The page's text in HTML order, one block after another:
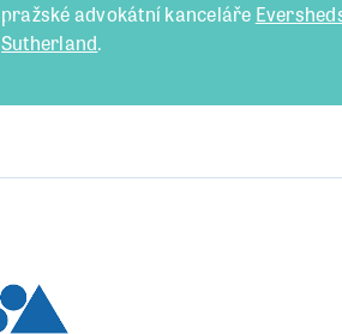
pražské advokátní kanceláře
Sutherland.